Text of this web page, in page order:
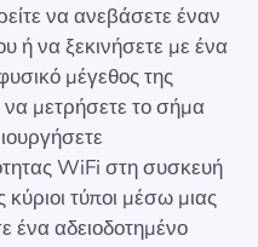
να ανεβάσετε έναν
ή να ξεκινήσετε με ένα
μέγεθος της
μετρήσετε το σήμα
WiFi στη συσκευή
κύριοι τύποι μέσω μιας
ένα αδειοδοτημένο